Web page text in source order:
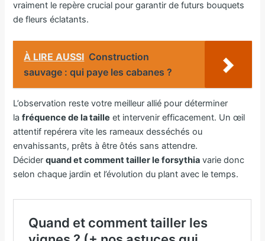
vraiment le repère crucial pour garantir de futurs bouquets
de fleurs éclatants.
À LIRE AUSSI Construction
sauvage : qui paye les cabanes ?
L’observation reste votre meilleur allié pour déterminer
lafréquence de la taille et intervenir efficacement. Un œil
attentif repérera vite les rameaux desséchés ou
envahissants, prêts à être ôtés sans attendre.
Déciderquand et comment tailler le forsythia varie donc
selon chaque jardin et l’évolution du plant avec le temps.